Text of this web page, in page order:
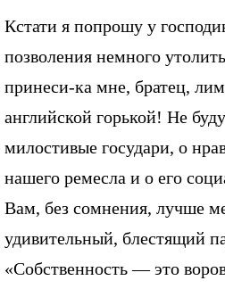
Кстати я попрошу у
позволения немного
принеси-ка мне, братец,
английской горькой! Не
милостивые государи, о
нашего ремесла и о его
Вам, без сомнения, лучше
удивительный, блестящий
«Собственность — это